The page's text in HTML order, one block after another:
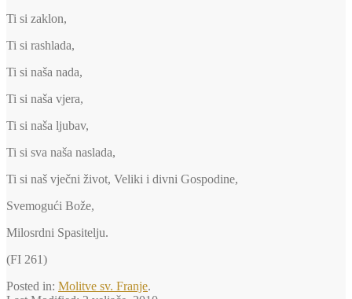
Ti si zaklon,
Ti si rashlada,
Ti si naša nada,
Ti si naša vjera,
Ti si naša ljubav,
Ti si sva naša naslada,
Ti si naš vječni život, Veliki i divni Gospodine,
Svemogući Bože,
Milosrdni Spasitelju.
(FI 261)
Posted in: Molitve sv. Franje.